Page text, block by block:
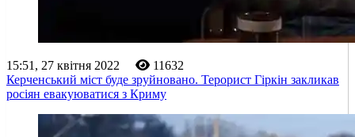
15:51, 27 квітня 2022
11632
Керченський міст буде зруйновано. Терорист Гіркін закликав
росіян евакуюватися з Криму